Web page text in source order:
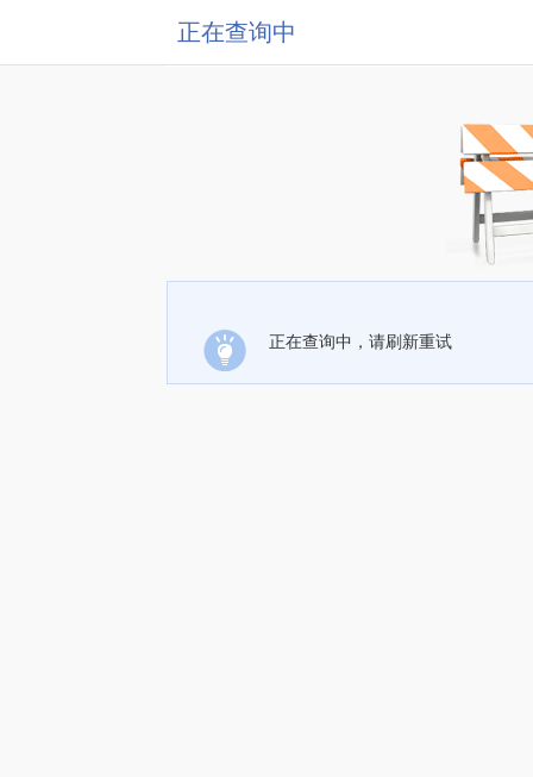
正在查询中
正在查询中，请刷新重试